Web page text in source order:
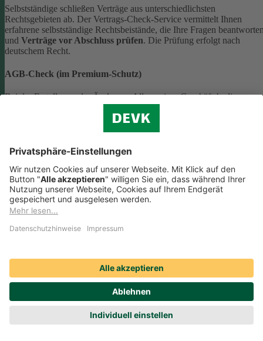
Selbstständige schließen Verträge aus unterschiedlichsten
Rechtsgebieten ab. Der Vertrags-Check-Service vermittelt Ihnen
erfahrene selbstständige Rechtsbeistände, die Ihre Fragen
und Verträge vor Abschluss prüfen. Die Prüfung erfolgt nach
deutschem Recht.
AGB-Check (im Premium-Schutz)
Bei der Erstellung oder Änderung Allgemeiner
(AGB) ist eine Vielzahl rechtlicher Vorschriften zu beachten. Wir
helfen Ihnen dabei und vermitteln Ihnen versierte selbstständige
Online-Portal der DAHAG Rechtsservices AG angeboten.
Beratungs-Rechtsschutz bei Unternehmensnachfolge
Wenn Sie Ihre Firma an eine Nachfolgerin oder einen Nachfolger
kompetente, selbstständige Rechtsanwältinnen und Rechtsanwälte,
Rechtsschutz an:0221 757-1996.
Produktservices Krankenversicherung: Welche
Vorteile bietet mir die Krankenversicherungs-App der
DEVK?